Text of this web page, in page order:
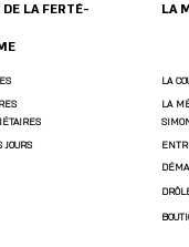
DE LA FERTÉ-
JOURS
LA
LA
LA